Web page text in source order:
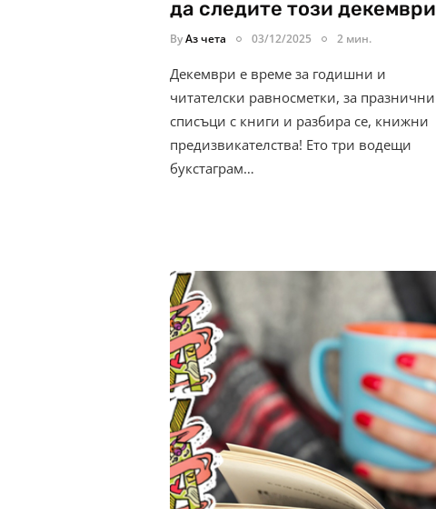
да следите този декември
ByАз чета 03/12/2025 2 мин.
Декември е време за годишни и
читателски равносметки, за празнични
списъци с книги и разбира се, книжни
предизвикателства! Ето три водещи
букстаграм…